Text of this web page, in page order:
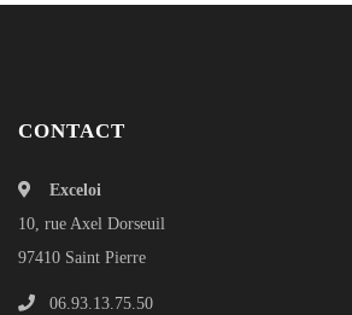
CONTACT
Exceloi
10, rue Axel Dorseuil
97410 Saint Pierre
06.93.13.75.50